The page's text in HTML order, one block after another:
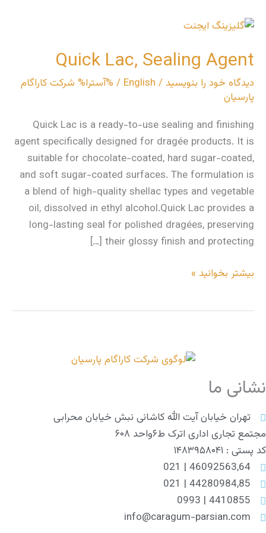
Quick Lac, Sealing Agent
دیدگاه‌ خود را بنویسید /
English / %آسترا% شرکت کاراگام
پارسیان
Quick Lac is a ready-to-use sealing and finishing
agent specifically designed for dragée products. It is
suitable for chocolate-coated, hard sugar-coated,
and soft sugar-coated surfaces. The formulation is
a blend of high-quality shellac types and vegetable
oil, dissolved in ethyl alcohol.Quick Lac provides a
long-lasting seal for polished dragées, preserving
their glossy finish and protecting […]
Quick
Sealing
Agent
بیشتر بخوانید »
نشانی ما
تهران خیابان آیت الله کاشانی نبش خیابان محرابی
مجتمع تجاری اداری اترک ط۶واحد ۶۰۸
کد پستی : ۱۴۸۳۹۵۸۰۴۱
46092563,64 | 021
44280984,85 | 021
4410855 | 0993
info@caragum-parsian.com